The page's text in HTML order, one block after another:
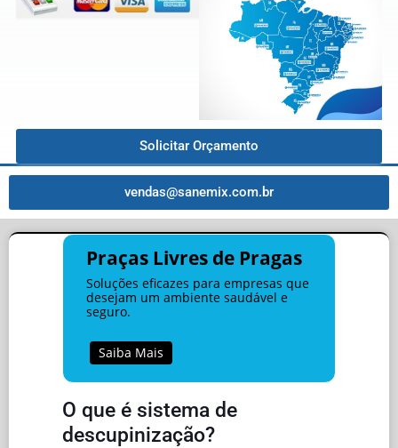
Solicitar Orçamento
vendas@sanemix.com.br
Praças Livres de Pragas
Soluções eficazes para empresas que
desejam um ambiente saudável e
seguro.
Saiba Mais
O que é sistema de
descupinização?